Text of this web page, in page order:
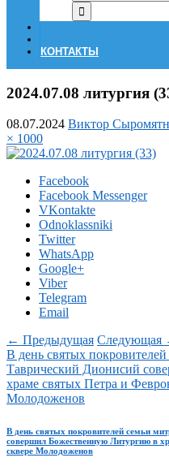
КОНТАКТЫ
2024.07.08 литургия
08.07.2024 Виктор
× 1000
Facebook
Facebook Messenger
VKontakte
Odnoklassniki
Twitter
WhatsApp
Google+
Viber
Telegram
Email
← Предыдущая Следующая
В день святых
Таврический Дионисий
храме святых Петра и
Молодоженов
В день святых покровителей семьи
совершил Божественную Литургию в
сквере Молодоженов